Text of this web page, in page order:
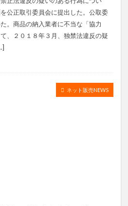
公正取引委員会に提出した。公取委
。商品の納入業者に不当な「協力
、２０１８年３月、独禁法違反の疑
ネット販売NEWS